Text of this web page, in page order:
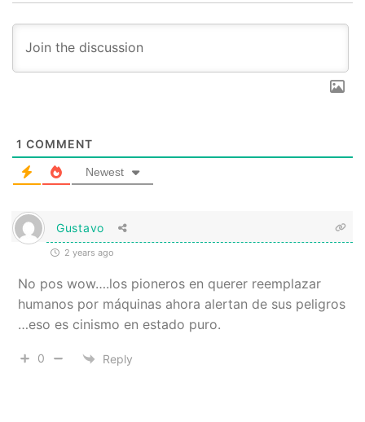
1 COMMENT
Newest
Gustavo
2 years ago
No pos wow….los pioneros en querer reemplazar
humanos por máquinas ahora alertan de sus peligros
…eso es cinismo en estado puro.
0 Reply